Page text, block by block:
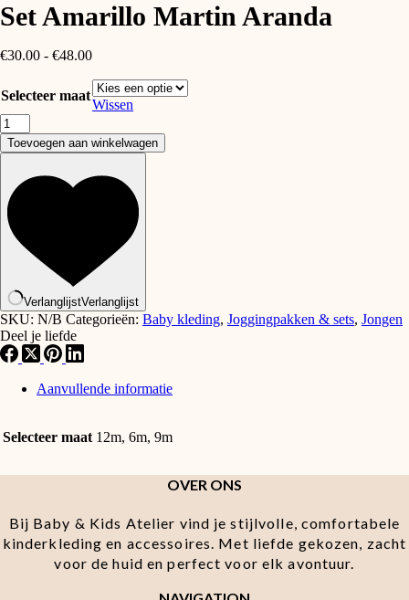
Set Amarillo Martin Aranda
€30.00 - €48.00Prijsklasse:
tot
€48.00
Selecteer maat
Wissen
Set
Amarillo
Martin
aantal
Toevoegen aan winkelwagen
VerlanglijstVerlanglijst
SKU: N/B Categorieën: Baby kleding, Joggingpakken & sets, Jongen
Deel je liefde
Aanvullende informatie
Selecteer maat 12m, 6m, 9m
OVER ONS
Bij Baby & Kids Atelier vind je stijlvolle, comfortabele
kinderkleding en accessoires. Met liefde gekozen, zacht
voor de huid en perfect voor elk avontuur.